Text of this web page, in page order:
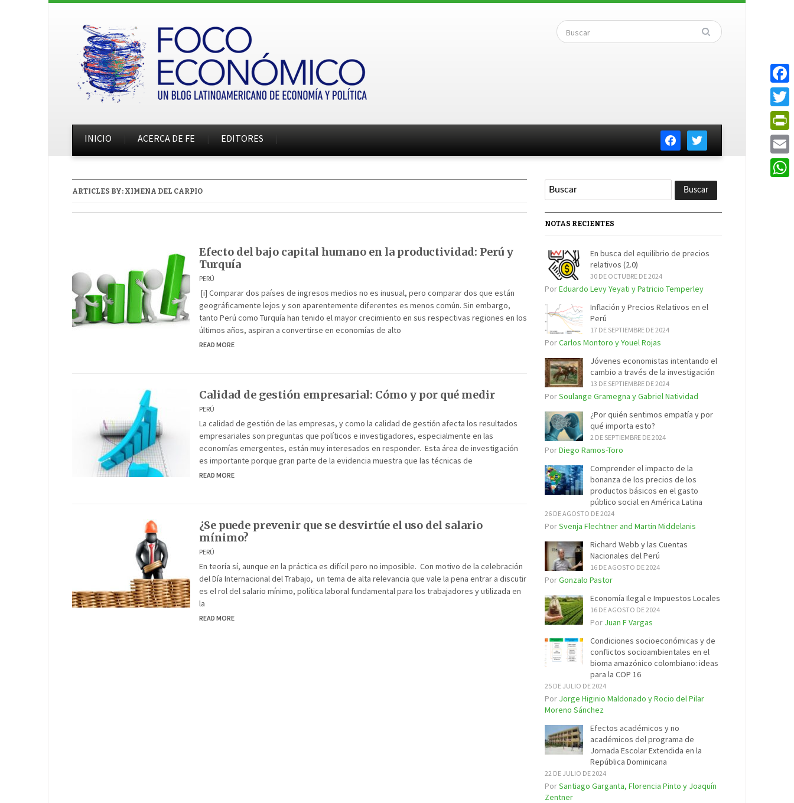
facebooktwitter
INICIO ACERCA DE FE EDITORES
ARTICLES BY: XIMENA DEL CARPIO
Efecto del bajo capital humano en la productividad: Perú y
Turquía
PERÚ
[i] Comparar dos países de ingresos medios no es inusual, pero comparar dos que están
geográficamente lejos y son aparentemente diferentes es menos común. Sin embargo,
tanto Perú como Turquía han tenido el mayor crecimiento en sus respectivas regiones en los
últimos años, aspiran a convertirse en economías de alto
READ MORE
Calidad de gestión empresarial: Cómo y por qué medir
PERÚ
La calidad de gestión de las empresas, y como la calidad de gestión afecta los resultados
empresariales son preguntas que políticos e investigadores, especialmente en las
economías emergentes, están muy interesados en responder. Esta área de investigación
es importante porque gran parte de la evidencia muestra que las técnicas de
READ MORE
¿Se puede prevenir que se desvirtúe el uso del salario
mínimo?
PERÚ
En teoría sí, aunque en la práctica es difícil pero no imposible. Con motivo de la celebración
del Día Internacional del Trabajo, un tema de alta relevancia que vale la pena entrar a discutir
es el rol del salario mínimo, política laboral fundamental para los trabajadores y utilizada en
la
READ MORE
NOTAS RECIENTES
En busca del equilibrio de precios
relativos (2.0)
30 DE OCTUBRE DE 2024
PorEduardo Levy Yeyati y Patricio Temperley
Inflación y Precios Relativos en el
Perú
17 DE SEPTIEMBRE DE 2024
PorCarlos Montoro y Youel Rojas
Jóvenes economistas intentando el
cambio a través de la investigación
13 DE SEPTIEMBRE DE 2024
PorSoulange Gramegna y Gabriel Natividad
¿Por quién sentimos empatía y por
qué importa esto?
2 DE SEPTIEMBRE DE 2024
PorDiego Ramos-Toro
Comprender el impacto de la
bonanza de los precios de los
productos básicos en el gasto
público social en América Latina
26 DE AGOSTO DE 2024
PorSvenja Flechtner and Martin Middelanis
Richard Webb y las Cuentas
Nacionales del Perú
16 DE AGOSTO DE 2024
PorGonzalo Pastor
Economía Ilegal e Impuestos Locales
16 DE AGOSTO DE 2024
Por Juan F Vargas
Condiciones socioeconómicas y de
conflictos socioambientales en el
bioma amazónico colombiano: ideas
para la COP 16
25 DE JULIO DE 2024
Por Jorge Higinio Maldonado y Rocio del Pilar
Moreno Sánchez
Efectos académicos y no
académicos del programa de
Jornada Escolar Extendida en la
República Dominicana
22 DE JULIO DE 2024
PorSantiago Garganta, Florencia Pinto y Joaquín
Zentner
Email